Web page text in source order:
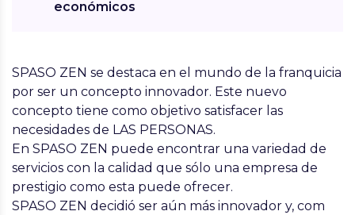
económicos
SPASO ZEN se destaca en el mundo de la franquicia
por ser un concepto innovador. Este nuevo
concepto tiene como objetivo satisfacer las
necesidades de LAS PERSONAS.
En SPASO ZEN puede encontrar una variedad de
servicios con la calidad que sólo una empresa de
prestigio como esta puede ofrecer.
SPASO ZEN decidió ser aún más innovador y, com